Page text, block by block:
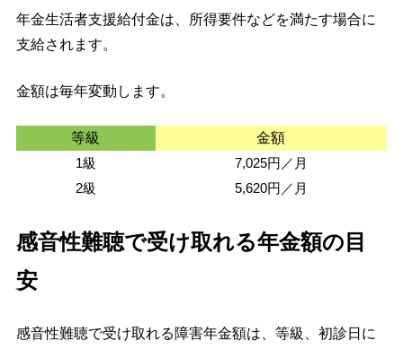
年金生活者支援給付金は、所得要件などを満たす場合に
支給されます。
金額は毎年変動します。
等級
金額
1級
7,025円／月
2級
5,620円／月
感音性難聴で受け取れる年金額の目
安
感音性難聴で受け取れる障害年金額は、等級、初診日に